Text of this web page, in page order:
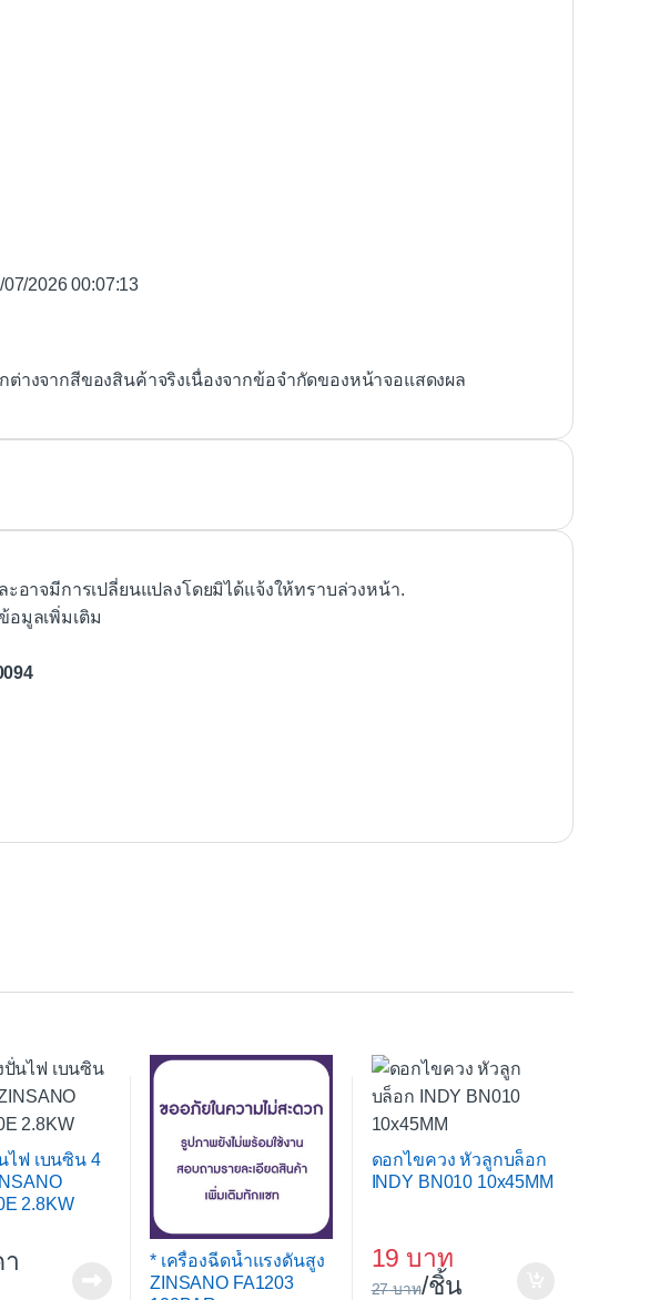
2026 00:07:13
างจากสีของสินค้าจริงเนื่องจากข้อจำกัดของหน้าจอแสดงผล
อาจมีการเปลี่ยนแปลงโดยมิได้แจ้งให้ทราบล่วงหน้า.
อมูลเพิ่มเติม
ไฟ เบนซิน 4
2.8KW
* เครื่องฉีดน้ำแรงดันสูง
ZINSANO FA1203
ดอกไขควง หัวลูกบล็อก
INDY BN010 10x45MM
19
27 /ชิ้น